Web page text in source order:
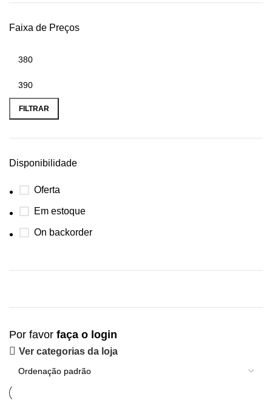
Faixa de Preços
FILTRAR
Disponibilidade
Oferta
Em estoque
On backorder
Por favor faça o login
Ver categorias da loja